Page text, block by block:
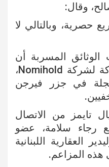
وقال:
حصرية، وبالتالي لا
المسربة أن
شركة Forry كانت مملوكة لشركة Nomihold،
في جزر فيرجن
تايمز من الاتصال
رجاء سلامة، عضو
العقارية اللبنانية
هذه المزاعم.